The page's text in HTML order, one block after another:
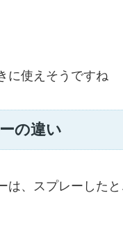
に使えそうですね
の違い
は、スプレーした